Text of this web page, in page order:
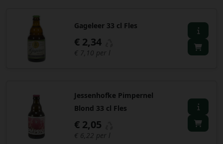
Gageleer 33 cl Fles
€ 2,34
€ 7,10 per l
Jessenhofke Pimpernel
Blond 33 cl Fles
€ 2,05
€ 6,22 per l